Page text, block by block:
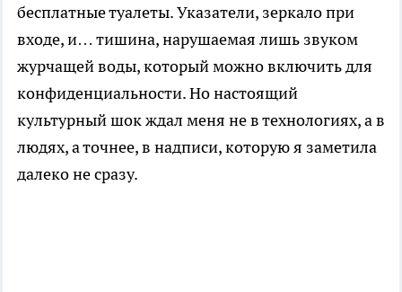
бесплатные туалеты. Указатели, зеркало при
входе, и… тишина, нарушаемая лишь звуком
журчащей воды, который можно включить для
конфиденциальности. Но настоящий
культурный шок ждал меня не в технологиях, а в
людях, а точнее, в надписи, которую я заметила
далеко не сразу.